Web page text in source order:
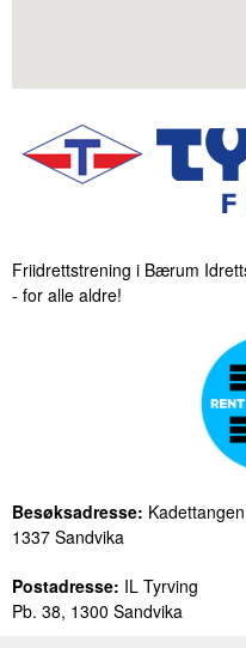
Friidrettstrening i Bærum
- for alle aldre!
Besøksadresse:
1337 Sandvika
Postadresse: IL Tyrving
Pb. 38, 1300 Sandvika